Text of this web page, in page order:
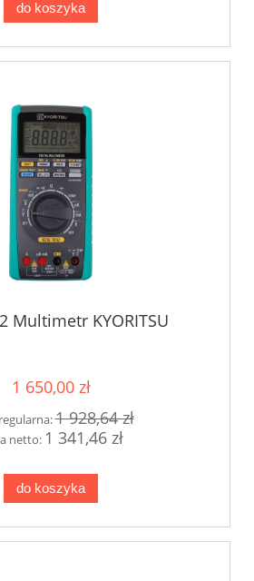
do koszyka
Multimetr KYORITSU
1 650,00 zł
1 928,64 zł
netto: 1 341,46 zł
do koszyka